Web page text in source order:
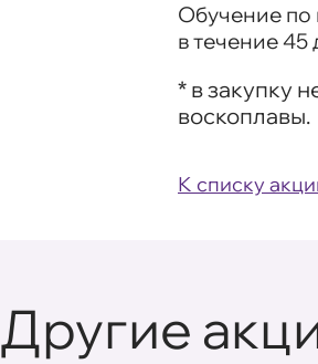
Обучение по
в течение 45
* в закупку
воскоплавы.
К списку
Другие